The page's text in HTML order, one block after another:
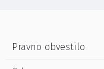
Pravno obvestilo